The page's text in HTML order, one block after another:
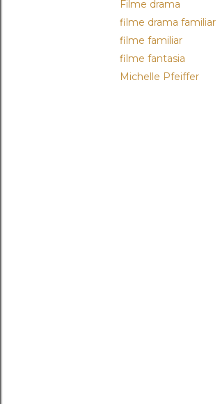
Filme drama
filme drama familiar
filme familiar
filme fantasia
Michelle Pfeiffer